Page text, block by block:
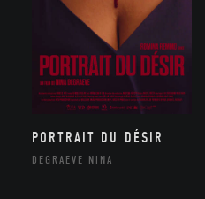
PORTRAIT DU DÉSIR
DEGRAEVE NINA